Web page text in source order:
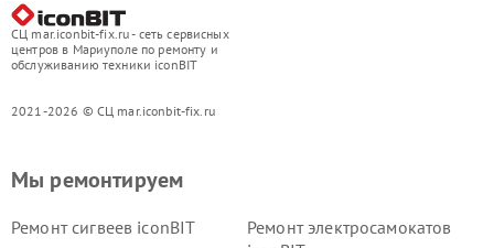
СЦ mar.iconbit-fix.ru - сеть сервисных
центров в Мариуполе по ремонту и
обслуживанию техники iconBIT
2021-2026 © СЦ mar.iconbit-fix.ru
Мы ремонтируем
Ремонт сигвеев iconBIT
Ремонт электросамокатов